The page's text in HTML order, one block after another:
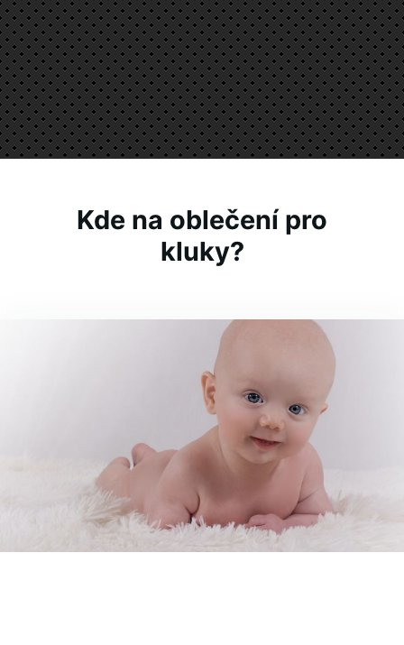
Kde na oblečení pro
kluky?